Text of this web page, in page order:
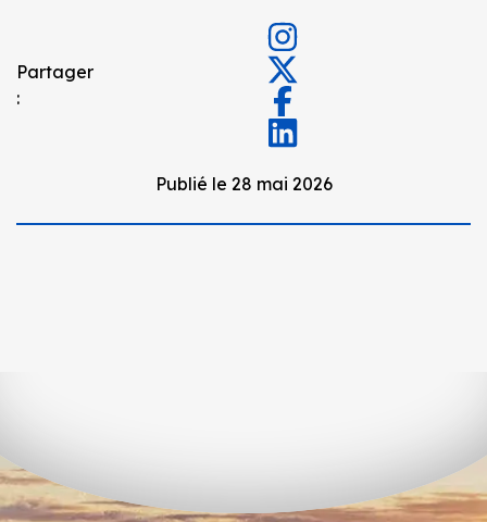
Partager
:
Publié le 28 mai 2026